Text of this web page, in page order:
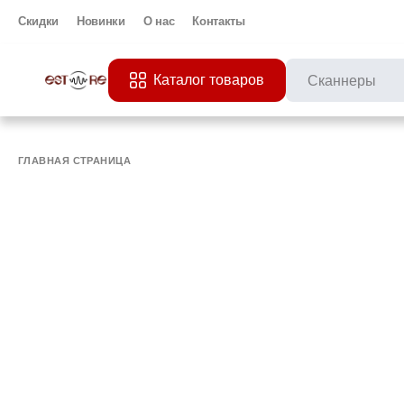
Скидки Новинки О нас Контакты
Каталог товаров
ГЛАВНАЯ СТРАНИЦА